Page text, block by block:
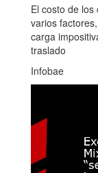
El costo de
varios
carga
traslado
Infobae